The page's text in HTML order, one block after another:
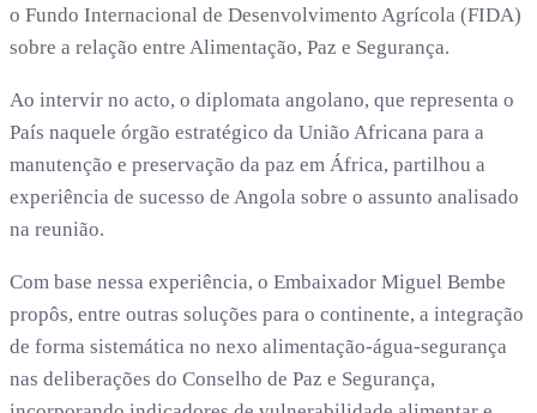
o Fundo Internacional de Desenvolvimento Agrícola (FIDA)
sobre a relação entre Alimentação, Paz e Segurança.
Ao intervir no acto, o diplomata angolano, que representa o
País naquele órgão estratégico da União Africana para a
manutenção e preservação da paz em África, partilhou a
experiência de sucesso de Angola sobre o assunto analisado
na reunião.
Com base nessa experiência, o Embaixador Miguel Bembe
propôs, entre outras soluções para o continente, a integração
de forma sistemática no nexo alimentação-água-segurança
nas deliberações do Conselho de Paz e Segurança,